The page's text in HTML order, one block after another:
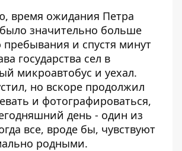
время ожидания Петра
значительно больше
пребывания и спустя минут
государства сел в
микроавтобус и уехал.
но вскоре продолжил
и фотографироваться,
день - один из
все, вроде бы, чувствуют
родными.